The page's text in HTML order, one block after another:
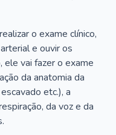
o exame clínico,
e ouvir os
vai fazer o exame
da anatomia da
etc.), a
da voz e da